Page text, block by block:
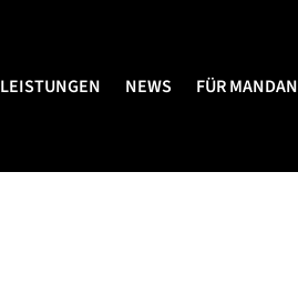
LEISTUNGEN NEWS FÜR
FÜR